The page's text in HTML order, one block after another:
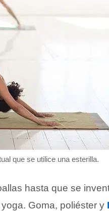
que se utilice una esterilla.
hasta que se
Goma, poliéster y